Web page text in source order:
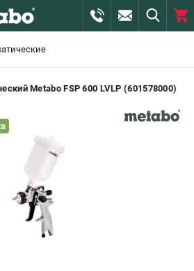
| +7 (8112) 59-10-67
- ЗАКАЗ ИЗДЕЛИЙ
Metabo FSP 600 LVLP (601578000)